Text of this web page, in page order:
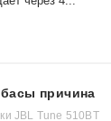
причина
JBL Tune 510BT